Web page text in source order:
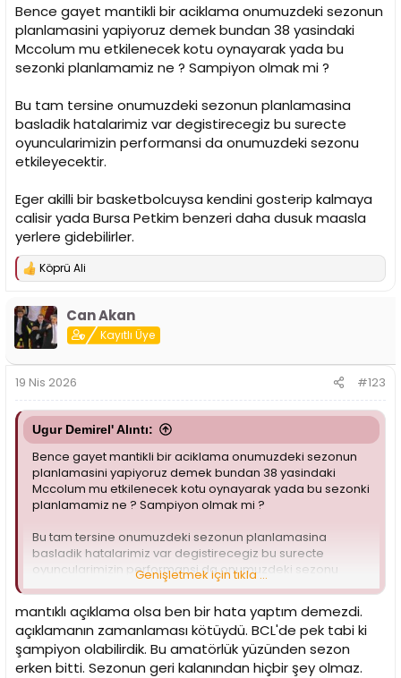
maçtaki hali de ortada.. Daha ligde play off'lar varken
Pozzecco'nun bu amatörce açıklaması sezonu bitirdi.
Bence gayet mantikli bir aciklama onumuzdeki sezonun
planlamasini yapiyoruz demek bundan 38 yasindaki
Mccolum mu etkilenecek kotu oynayarak yada bu
sezonki planlamamiz ne ? Sampiyon olmak mi ?
Bu tam tersine onumuzdeki sezonun planlamasina
basladik hatalarimiz var degistirecegiz bu surecte
oyuncularimizin performansi da onumuzdeki sezonu
etkileyecektir.
Eger akilli bir basketbolcuysa kendini gosterip kalmaya
calisir yada Bursa Petkim benzeri daha dusuk maasla
yerlere gidebilirler.
T
k
i
l
:
Köprü Ali
Can Akan
Kayıtlı Üye
19 Nis 2026 #123
Ugur Demirel' Alıntı:
Bence gayet mantikli bir aciklama onumuzdeki sezonun
planlamasini yapiyoruz demek bundan 38 yasindaki
Mccolum mu etkilenecek kotu oynayarak yada bu sezonki
planlamamiz ne ? Sampiyon olmak mi ?
Bu tam tersine onumuzdeki sezonun planlamasina
basladik hatalarimiz var degistirecegiz bu surecte
oyuncularimizin performansi da onumuzdeki sezonu
etkileyecektir.
Eger akilli bir basketbolcuysa kendini gosterip kalmaya
calisir yada Bursa Petkim benzeri daha dusuk maasla
yerlere gidebilirler.
Genişletmek için tıkla ...
mantıklı açıklama olsa ben bir hata yaptım demezdi.
açıklamanın zamanlaması kötüydü. BCL'de pek tabi ki
şampiyon olabilirdik. Bu amatörlük yüzünden sezon
erken bitti. Sezonun geri kalanından hiçbir şey olmaz.